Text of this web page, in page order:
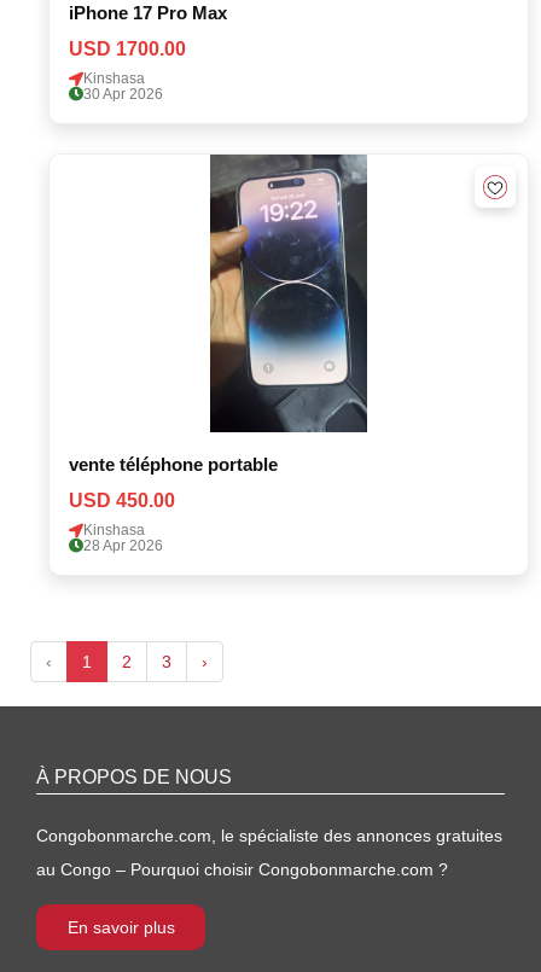
iPhone 17 Pro Max
USD 1700.00
Kinshasa
30 Apr 2026
vente téléphone portable
USD 450.00
Kinshasa
28 Apr 2026
‹ 1 2 3 ›
À PROPOS DE NOUS
Congobonmarche.com, le spécialiste des annonces gratuites
au Congo – Pourquoi choisir Congobonmarche.com ?
En savoir plus